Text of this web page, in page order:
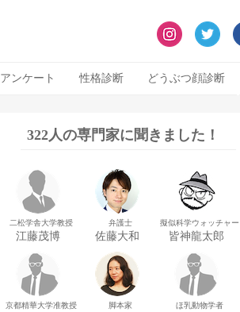
アンケート 性格診断 どうぶつ顔診断
322人の専門家に聞きました！
二松学舎大学教授
江藤茂博
弁護士
佐藤大和
擬似科学ウォッチャー
皆神龍太郎
京都精華大学准教授 脚本家 ほ乳動物学者